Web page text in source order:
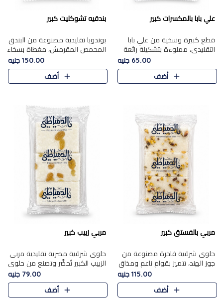
علي بابا بالمكسرات كبير
قطع كبيرة وسخية من علي بابا
التقليدي، مملوءة بتشكيلة رائعة
من المكسرات المحمصة المحمرة.
65.00 جنيه
أضف
بندقيه تشوكليت كبير
بوندويا تقليدية مصنوعة من البندق
المحمص المقرمش، مغطاة بسخاء
بشوكولاتة فاخرة غنية لتحقيق
التوازن المثالي بين قوام القرمشة
ونكهة الشوكولاتة ا..
150.00 جنيه
أضف
مربي بالفستق كبير
حلوى شرقية فاخرة مصنوعة من
جوز الهند، تتميز بقوام ناعم ومذاق
غني، وتزين بقطع من الفستق
الفاخر التي تضيف عليها قرمشة
115.00 جنيه
أضف
مربي زبيب كبير
حلوى شرقية مصرية تقليدية مربى
الزبيب الكبير تُحضَّر وتصنع من حلوي
جوز الهند باسد بقوام طري ومذاق
غني، وتُزين وتغطا بحبات الزبيب
الذهبي التي ..
79.00 جنيه
أضف